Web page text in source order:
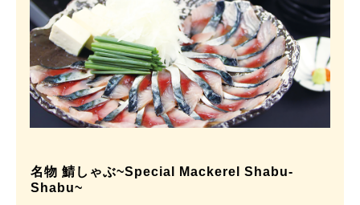
名物 鯖しゃぶ~Special Mackerel Shabu-
Shabu~